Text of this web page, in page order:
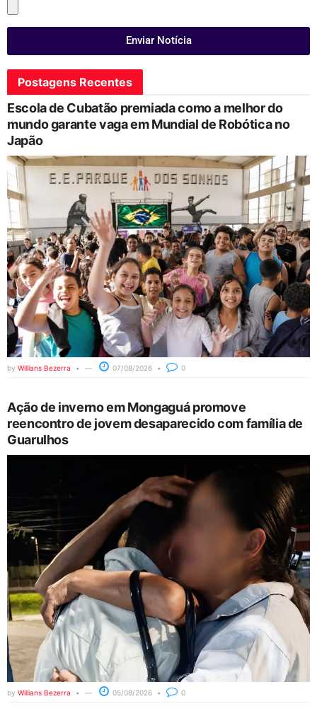
Enviar Notícia
Postagens Recentes
Escola de Cubatão premiada como a melhor do
mundo garante vaga em Mundial de Robótica no
Japão
by Willians Bezerra 07/08/2026 0
Ação de inverno em Mongaguá promove
reencontro de jovem desaparecido com família de
Guarulhos
by Willians Bezerra 05/08/2026 0